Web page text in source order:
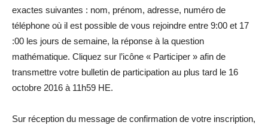
exactes suivantes : nom, prénom, adresse, numéro de
téléphone où il est possible de vous rejoindre entre 9:00 et 17
:00 les jours de semaine, la réponse à la question
mathématique. Cliquez sur l’icône « Participer » afin de
transmettre votre bulletin de participation au plus tard le 16
octobre 2016 à 11h59 HE.
Sur réception du message de confirmation de votre inscription,